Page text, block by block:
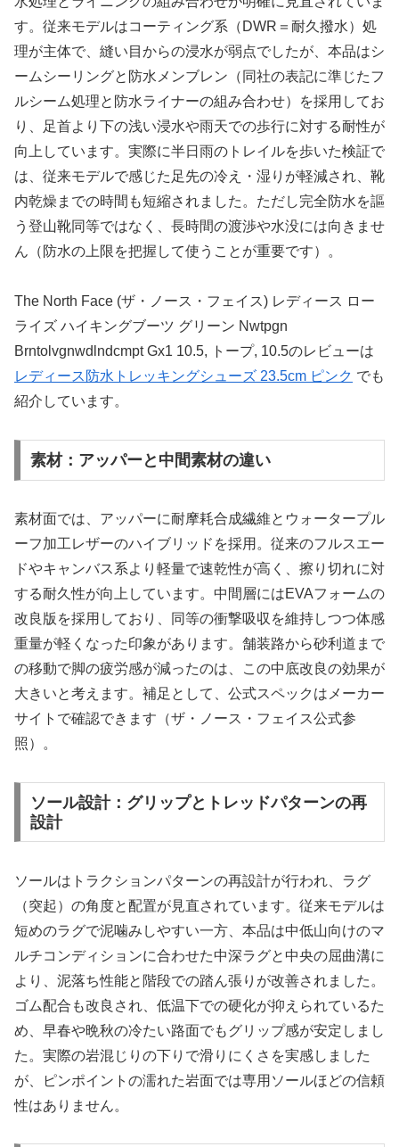
す。従来モデルはコーティング系（DWR＝耐久撥水）処
理が主体で、縫い目からの浸水が弱点でしたが、本品はシ
ームシーリングと防水メンブレン（同社の表記に準じたフ
ルシーム処理と防水ライナーの組み合わせ）を採用してお
り、足首より下の浅い浸水や雨天での歩行に対する耐性が
向上しています。実際に半日雨のトレイルを歩いた検証で
は、従来モデルで感じた足先の冷え・湿りが軽減され、靴
内乾燥までの時間も短縮されました。ただし完全防水を謳
う登山靴同等ではなく、長時間の渡渉や水没には向きませ
ん（防水の上限を把握して使うことが重要です）。
The North Face (ザ・ノース・フェイス) レディース ロー
ライズ ハイキングブーツ グリーン Nwtpgn
Brntolvgnwdlndcmpt Gx1 10.5, トープ, 10.5のレビューは
レディース防水トレッキングシューズ 23.5cm ピンク でも
紹介しています。
素材：アッパーと中間素材の違い
素材面では、アッパーに耐摩耗合成繊維とウォータープル
ーフ加工レザーのハイブリッドを採用。従来のフルスエー
ドやキャンバス系より軽量で速乾性が高く、擦り切れに対
する耐久性が向上しています。中間層にはEVAフォームの
改良版を採用しており、同等の衝撃吸収を維持しつつ体感
重量が軽くなった印象があります。舗装路から砂利道まで
の移動で脚の疲労感が減ったのは、この中底改良の効果が
大きいと考えます。補足として、公式スペックはメーカー
サイトで確認できます（ザ・ノース・フェイス公式参
照）。
ソール設計：グリップとトレッドパターンの再
設計
ソールはトラクションパターンの再設計が行われ、ラグ
（突起）の角度と配置が見直されています。従来モデルは
短めのラグで泥噛みしやすい一方、本品は中低山向けのマ
ルチコンディションに合わせた中深ラグと中央の屈曲溝に
より、泥落ち性能と階段での踏ん張りが改善されました。
ゴム配合も改良され、低温下での硬化が抑えられているた
め、早春や晩秋の冷たい路面でもグリップ感が安定しまし
た。実際の岩混じりの下りで滑りにくさを実感しました
が、ピンポイントの濡れた岩面では専用ソールほどの信頼
性はありません。